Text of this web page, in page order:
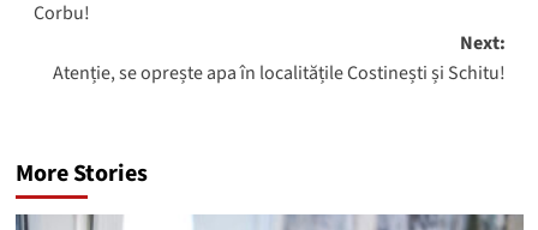
Corbu!
Next:
Atenție, se oprește apa în localitățile Costinești și Schitu!
More Stories